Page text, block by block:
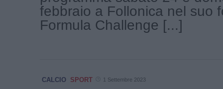
febbraio a Follonica nel suo
Formula Challenge [...]
CALCIO SPORT 1 Settembre 2023